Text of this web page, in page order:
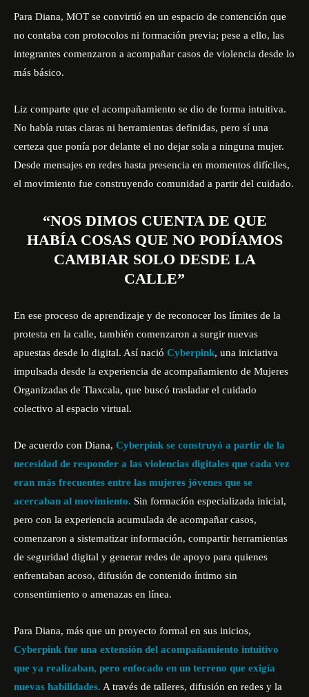
Para Diana, MOT se convirtió en un espacio de contención que
no contaba con protocolos ni formación previa; pese a ello, las
integrantes comenzaron a acompañar casos de violencia desde lo
más básico.
Liz comparte que el acompañamiento se dio de forma intuitiva.
No había rutas claras ni herramientas definidas, pero sí una
certeza que ponía por delante el no dejar sola a ninguna mujer.
Desde mensajes en redes hasta presencia en momentos difíciles,
el movimiento fue construyendo comunidad a partir del cuidado.
“NOS DIMOS CUENTA DE QUE
HABÍA COSAS QUE NO PODÍAMOS
CAMBIAR SOLO DESDE LA
CALLE”
En ese proceso de aprendizaje y de reconocer los límites de la
protesta en la calle, también comenzaron a surgir nuevas
apuestas desde lo digital. Así nació Cyberpink, una iniciativa
impulsada desde la experiencia de acompañamiento de Mujeres
Organizadas de Tlaxcala, que buscó trasladar el cuidado
colectivo al espacio virtual.
De acuerdo con Diana, Cyberpink se construyó a partir de la
necesidad de responder a las violencias digitales que cada vez
eran más frecuentes entre las mujeres jóvenes que se
acercaban al movimiento. Sin formación especializada inicial,
pero con la experiencia acumulada de acompañar casos,
comenzaron a sistematizar información, compartir herramientas
de seguridad digital y generar redes de apoyo para quienes
enfrentaban acoso, difusión de contenido íntimo sin
consentimiento o amenazas en línea.
Para Diana, más que un proyecto formal en sus inicios,
Cyberpink fue una extensión del acompañamiento intuitivo
que ya realizaban, pero enfocado en un terreno que exigía
nuevas habilidades. A través de talleres, difusión en redes y la